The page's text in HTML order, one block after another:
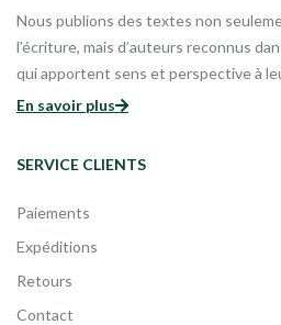
Nous publions des textes non
l’écriture, mais d’auteurs reconnus
qui apportent sens et perspective à
En savoir plus
SERVICE CLIENTS
Paiements
Expéditions
Retours
Contact